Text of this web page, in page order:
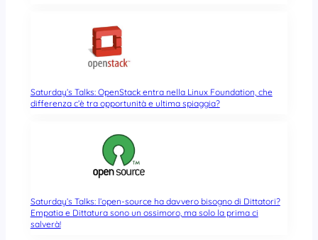
Saturday’s Talks: OpenStack entra nella Linux Foundation, che
differenza c’è tra opportunità e ultima spiaggia?
Saturday’s Talks: l’open-source ha davvero bisogno di Dittatori?
Empatia e Dittatura sono un ossimoro, ma solo la prima ci
salverà!